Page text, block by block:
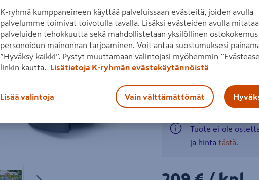
kääntyvä, säädettävä
säädettävä
2 x 20 V 2 Ah ePower
Lue koko tuotekuvaus
Katso liitetiedostot
Tuote ei ole
ja hinta tästä.
K-ryhmä kumppaneineen käyttää palveluissaan evästeitä, joiden avulla
palvelumme toimivat toivotulla tavalla. Lisäksi evästeiden avulla
palveluiden tehokkuutta sekä mahdollistetaan yksilöllinen ostokokemus
personoidun mainonnan tarjoaminen. Voit antaa suostumuksesi
”Hyväksy kaikki”. Pystyt muuttamaan valintojasi myöhemmin
linkin kautta.
Lisätietoja K-ryhmän evästekäytännöistä
Lisää valintoja Vain välttämättömät